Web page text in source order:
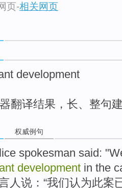
页-相关网页
development
翻译结果，长、整句
权威例句
spokesman said: "
development in the
人说 ：“我们认为此案